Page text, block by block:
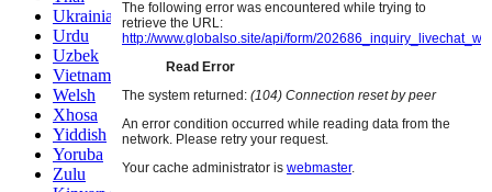
Ukrainian
Urdu
Uzbek
Vietnamese
Welsh
Xhosa
Yiddish
Yoruba
Zulu